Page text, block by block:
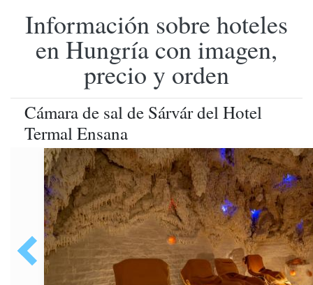
Información sobre hoteles
en Hungría con imagen,
precio y orden
Cámara de sal de Sárvár del Hotel
Termal Ensana